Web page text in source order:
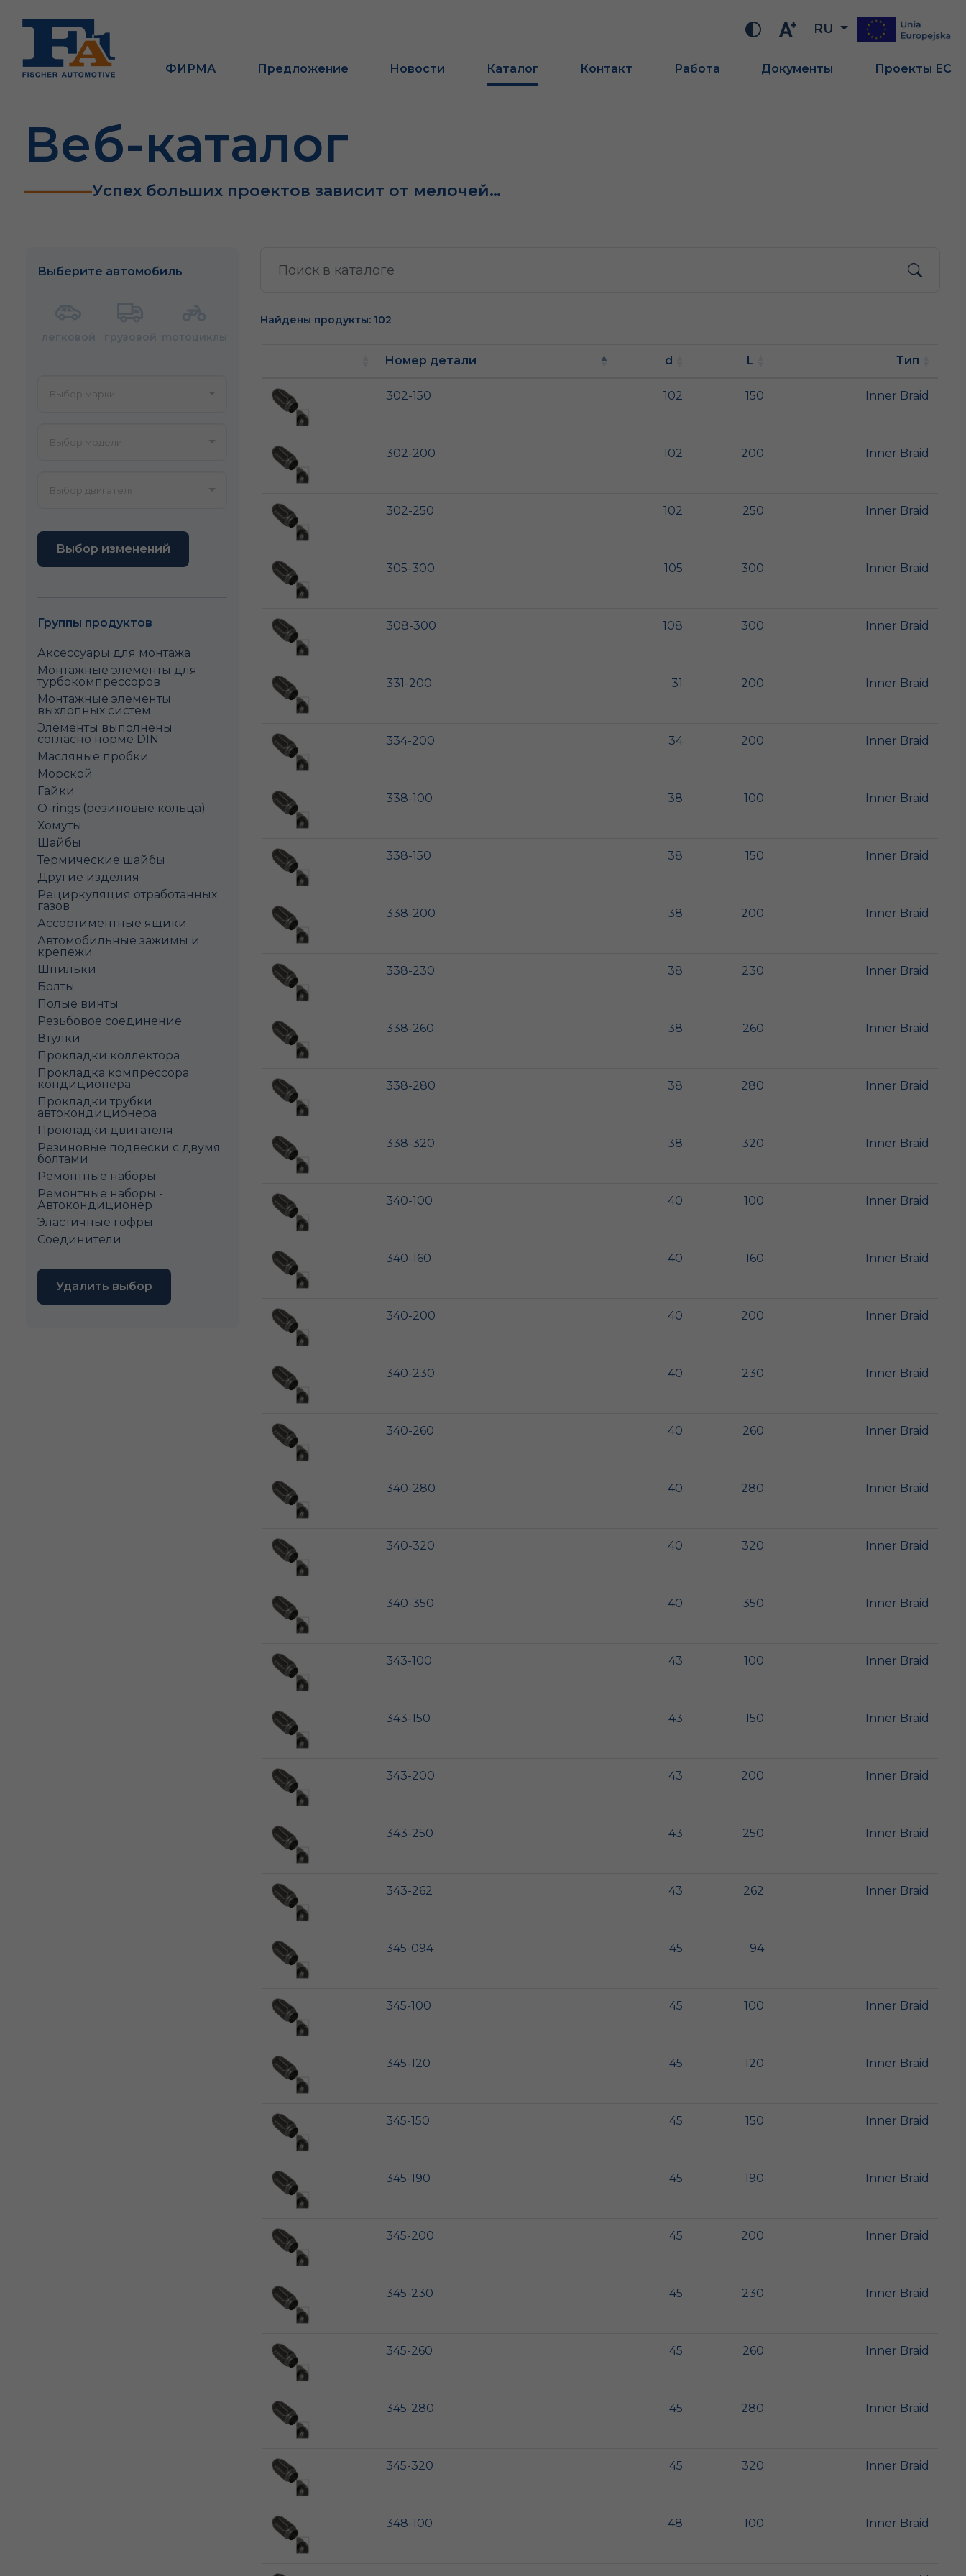
RU
ФИРМА Предложение Новости Каталог Контакт Работа Документы Проекты ЕС
Веб-каталог
Успех больших проектов зависит от мелочей…
Выберите автомобиль
Выбор изменений
Группы продуктов
Аксессуары для монтажа
Монтажные элементы для
турбокомпрессоров
Монтажные элементы
выхлопных систем
Элементы выполнены
согласно норме DIN
Масляные пробки
Морской
Гайки
O-rings (резиновые кольца)
Хомуты
Шайбы
Термические шайбы
Другие изделия
Рециркуляция отработанных
газов
Ассортиментные ящики
Автомобильные зажимы и
крепежи
Шпильки
Болты
Полые винты
Pезьбовое соединение
Втулки
Прокладки коллектора
Прокладка компрессора
кондиционера
Прокладки трубки
автокондиционера
Прокладки двигателя
Резиновые подвески с двумя
болтами
Ремонтные наборы
Ремонтные наборы -
Автокондиционер
Эластичные гофры
Соединители
Удалить выбор
Найдены продукты: 102
Номер детали d L Тип
302-150 102 150 Inner Braid
302-200 102 200 Inner Braid
302-250 102 250 Inner Braid
305-300 105 300 Inner Braid
308-300 108 300 Inner Braid
331-200 31 200 Inner Braid
334-200 34 200 Inner Braid
338-100 38 100 Inner Braid
338-150 38 150 Inner Braid
338-200 38 200 Inner Braid
338-230 38 230 Inner Braid
338-260 38 260 Inner Braid
338-280 38 280 Inner Braid
338-320 38 320 Inner Braid
340-100 40 100 Inner Braid
340-160 40 160 Inner Braid
340-200 40 200 Inner Braid
340-230 40 230 Inner Braid
340-260 40 260 Inner Braid
340-280 40 280 Inner Braid
340-320 40 320 Inner Braid
340-350 40 350 Inner Braid
343-100 43 100 Inner Braid
343-150 43 150 Inner Braid
343-200 43 200 Inner Braid
343-250 43 250 Inner Braid
343-262 43 262 Inner Braid
345-094 45 94
345-100 45 100 Inner Braid
345-120 45 120 Inner Braid
345-150 45 150 Inner Braid
345-190 45 190 Inner Braid
345-200 45 200 Inner Braid
345-230 45 230 Inner Braid
345-260 45 260 Inner Braid
345-280 45 280 Inner Braid
345-320 45 320 Inner Braid
348-100 48 100 Inner Braid